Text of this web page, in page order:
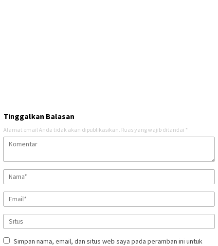
Tinggalkan Balasan
Alamat email Anda tidak akan dipublikasikan. Ruas yang wajib ditandai *
Simpan nama, email, dan situs web saya pada peramban ini untuk